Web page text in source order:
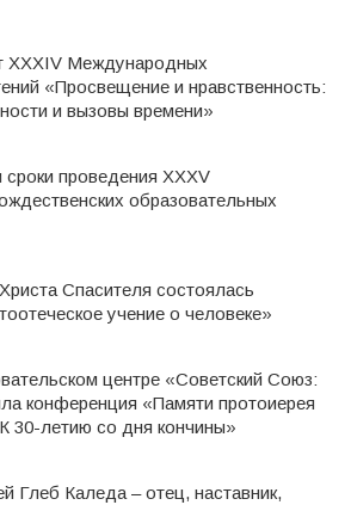
XXХIV Международных
«Просвещение и нравственность:
и вызовы времени»
проведения XXXV
образовательных
Спасителя состоялась
учение о человеке»
центре «Советский Союз:
конференция «Памяти протоиерея
30-летию со дня кончины»
Глеб Каледа – отец, наставник,